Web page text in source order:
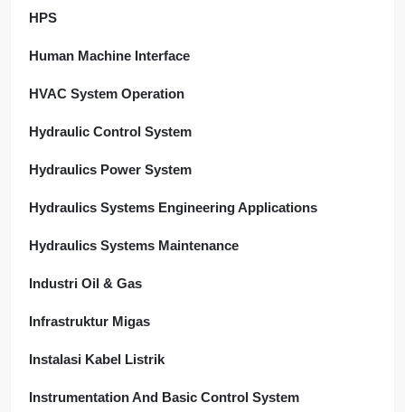
HPS
Human Machine Interface
HVAC System Operation
Hydraulic Control System
Hydraulics Power System
Hydraulics Systems Engineering Applications
Hydraulics Systems Maintenance
Industri Oil & Gas
Infrastruktur Migas
Instalasi Kabel Listrik
Instrumentation And Basic Control System